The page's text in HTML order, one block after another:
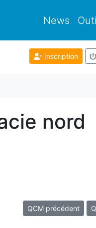
News
Inscription
nord
QCM précédent